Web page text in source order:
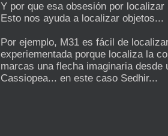
Y por que esa obsesión por
Esto nos ayuda a localizar objetos...
Por ejemplo, M31 es fácil de
experiementada porque localiza la
marcas una flecha imaginaria
Cassiopea... en este caso Sedhir...